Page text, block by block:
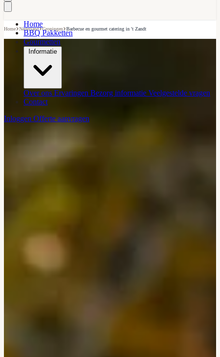
Home
BBQ Pakketten
Gourmetten
Informatie
Over ons Ervaringen Bezorg informatie Veelgestelde vragen
Contact
Inloggen Offerte aanvragen
Home›Nederland›Groningen›Barbecue en gourmet catering in 't Zandt